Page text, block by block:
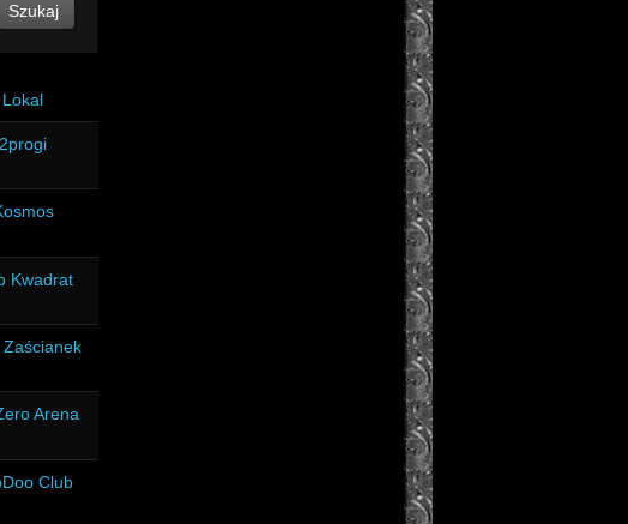
Szukaj
Lokal
2progi
Kwadrat
Zaścianek
Arena
Club